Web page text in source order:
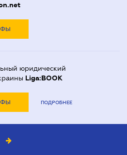
юридический
Liga:BOOK
ПОДРОБНЕЕ